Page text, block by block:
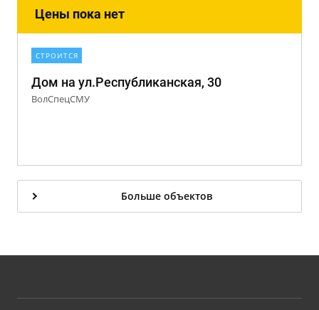
Цены пока нет
СТРОИТСЯ
Дом на ул.Республиканская, 30
ВолСпецСМУ
Больше объектов